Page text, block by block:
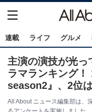
連載 ライフ グルメ
主演の演技が光っ
ラマランキング！
season2』、2位
All About ニュース編集部は、